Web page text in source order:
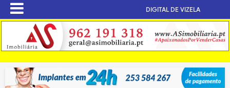
DIGITAL DE VIZELA